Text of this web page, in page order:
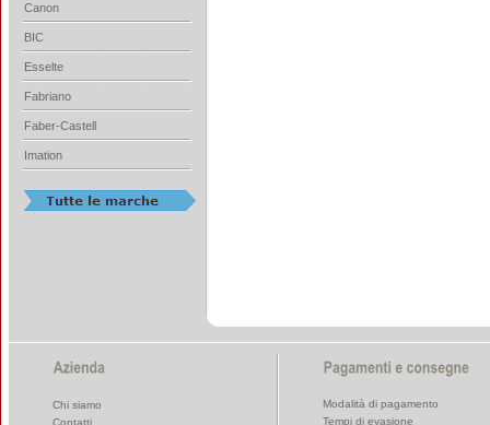
Canon
BIC
Esselte
Fabriano
Faber-Castell
Imation
Chi siamo
Contatti
Modalità di pagamento
Tempi di evasione